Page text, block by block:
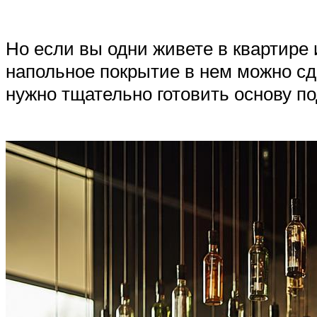
Но если вы одни живете в квартире
напольное покрытие в нем можно
нужно тщательно готовить основу